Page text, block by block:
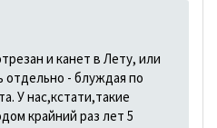
и канет в Лету, или
отдельно - блуждая по
У нас,кстати,такие
крайний раз лет 5